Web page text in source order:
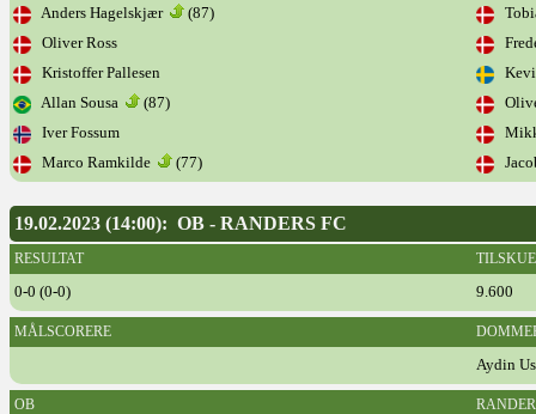
Anders Hagelskjær
(87)
Oliver Ross
Kristoffer Pallesen
Allan Sousa
(87)
Iver Fossum
Marco Ramkilde
(77)
19.02.2023 (14:00): OB - RANDERS FC
RESULTAT
0-0 (0-0) 9.600
MÅLSCORERE
Aydin
OB